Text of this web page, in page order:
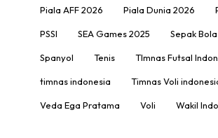
Piala AFF 2026 Piala Dunia 2026
PSSI SEA Games 2025 Sepak Bola
Spanyol Tenis TImnas Futsal
timnas indonesia Timnas Voli
Veda Ega Pratama Voli Wakil